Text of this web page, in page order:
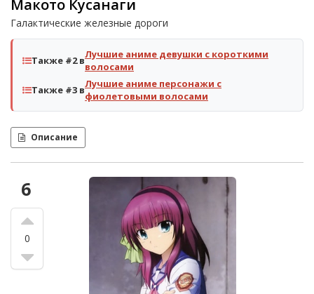
Макото Кусанаги
Галактические железные дороги
Также #2 вЛучшие аниме девушки с короткими
волосами
Также #3 вЛучшие аниме персонажи с
фиолетовыми волосами
Описание
6
0